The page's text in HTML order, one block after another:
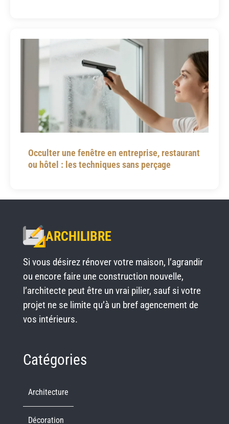
Occulter une fenêtre en entreprise, restaurant
ou hôtel : les techniques sans perçage
ARCHILIBRE
Si vous désirez rénover votre maison, l’agrandir
ou encore faire une construction nouvelle,
l’architecte peut être un vrai pilier, sauf si votre
projet ne se limite qu’à un bref agencement de
vos intérieurs.
Catégories
Architecture
Décoration